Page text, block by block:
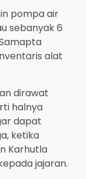
pompa air
sebanyak 6
alat
dirawat
halnya
dapat
ketika
Karhutla
jajaran.